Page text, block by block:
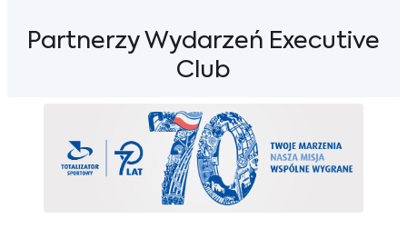
Partnerzy Wydarzeń Executive
Club